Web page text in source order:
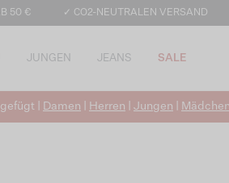
50 € ✓ CO2-NEUTRALEN VERSAND
JUNGEN JEANS SALE
| Damen Herren Jungen